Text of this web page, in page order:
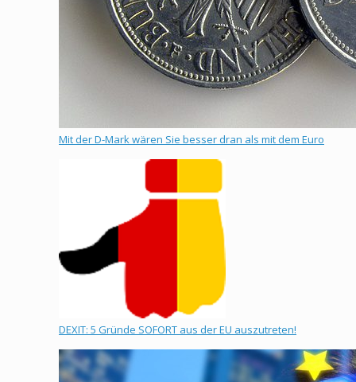
Mit der D-Mark wären Sie besser dran als mit dem Euro
DEXIT: 5 Gründe SOFORT aus der EU auszutreten!